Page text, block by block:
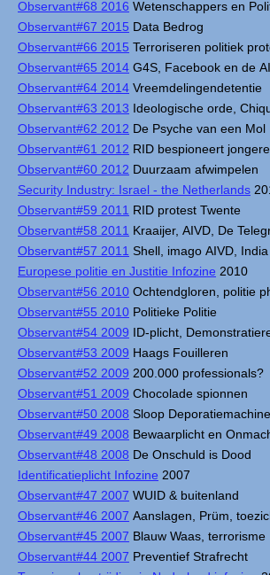
Observant#68 2016 Wetenschappers en
Observant#67 2015 Data Bedrog
Observant#66 2015 Terroriseren politiek
Observant#65 2014 G4S, Facebook en de
Observant#64 2014 Vreemdelingendetentie
Observant#63 2013 Ideologische orde,
Observant#62 2012 De Psyche van een Mol
Observant#61 2012 RID bespioneert
Observant#60 2012 Duurzaam afwimpelen
Security Industry: Israel - the Netherlands
Observant#59 2011 RID protest Twente
Observant#58 2011 Kraaijer, AIVD, De
Observant#57 2011 Shell, imago AIVD, India
Europese politie en Justitie Infozine 2010
Observant#56 2010 Ochtendgloren, politie
Observant#55 2010 Politieke Politie
Observant#54 2009 ID-plicht,
Observant#53 2009 Haags Fouilleren
Observant#52 2009 200.000 professionals?
Observant#51 2009 Chocolade spionnen
Observant#50 2008 Sloop Deporatiemachine
Observant#49 2008 Bewaarplicht en
Observant#48 2008 De Onschuld is Dood
Identificatieplicht Infozine 2007
Observant#47 2007 WUID & buitenland
Observant#46 2007 Aanslagen, Prüm,
Observant#45 2007 Blauw Waas, terrorisme
Observant#44 2007 Preventief Strafrecht